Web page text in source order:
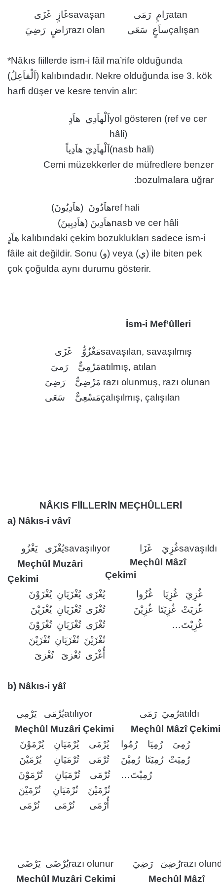
غَازٍ غَزَىsavaşan رَامٍ رَمَىatan
رَاضٍ رَضِيَrazı olan ساَعٍ سَعَىçalışan
*Nâkıs fiillerde ism-i fâil ma’rife olduğunda
(اَلْفاَعِلُ) kalıbındadır. Nekre olduğunda ise 3. kök
harfi düşer ve kesre tenvin alır:
اَلْهاَدِي هاَدٍ yol gösteren (ref ve cer
hâli)
اَلْهاَدِيَ هاَدِياً (nasb hali)
Cemi müzekkerler de müfredlere benzer
bozulmalara uğrar:
هاَدُونَ (هاَدِيُونَ)ref hali
هاَدِينَ (هاَدِيِينَ)nasb ve cer hâli
هاَدٍ kalıbındaki çekim bozuklukları sadece ism-i
fâile ait değildir. Sonu (و) veya (ي) ile biten pek
çok çoğulda aynı durumu gösterir.
İsm-i Mef’ûlleri
مَغْزُوٌّ غَزَىsavaşılan, savaşılmış
مَرْمِىٌّ رَمىَatılmış, atılan
مَرْضِىٌّ رَضِىَ razı olunmuş, razı olunan
مَسْعِىٌّ سَعَىçalışılmış, çalışılan
NÂKIS FİİLLERİN MEÇHÛLLERİ
a) Nâkıs-i vâvî
يُغْزَى يَغْزُوsavaşılıyor غُزِيَ غَزَاsavaşıldı
Meçhûl Muzâri
Çekimi
Meçhûl Mâzî
Çekimi
يُغْزَى يُغْزَيَانِ يُغْزَوْنَ
غُزِيَ غُزِيَا غُزُوا
تُغْزَى تُغْزَيَانِ يُغْزَيْنَ
غُزيَتْ غُزِيَتَا غُزِيْنَ
تُغْزَى تُغْزَيَانِ تُغْزَوْنَ
غُزِيْتَ…
تُغْزَيْنَ تُغْزَيَانِ تُغْزَيْنَ
أُغْزَى نُغْزىَ نُغْزىَ
b) Nâkıs-i yâî
يُرْمَى يَرْمِيatılıyor رُمِيَ رَمَىatıldı
Meçhûl Muzâri Çekimi
Meçhûl Mâzî Çekimi
يُرْمَى يُرْمَيَانِ يُرْمَوْنَ
رُمِىَ رُمِيَا رُمُوا
تُرْمَى تُرْمَيَانِ يُرْمَيْنَ
رُمِيَتْ رُمِيَتَا رُمِيْنَ
تُرْمَى تُرْمَيَانِ تُرْمَوْنَ
رُمِيْتَ…
تُرْمَيْنَ تُرْمَيَانِ تُرْمَيْنَ
أُرْمَى نُرْمَى نُرْمَى
يُرْضَى يَرْضَىrazı olunur رُضِىَ رَضِيَrazı
Meçhûl Muzâri Çekimi
Meçhûl Mâzî